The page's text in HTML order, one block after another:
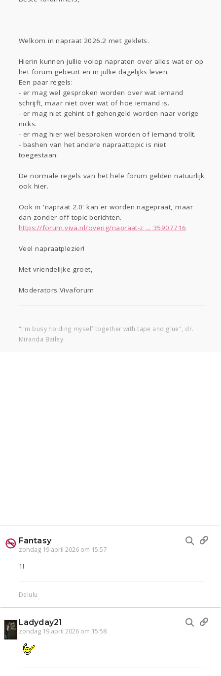
Welkom in napraat 2026.2 met geklets.
Hierin kunnen jullie volop napraten over alles wat er op
het forum gebeurt en in jullie dagelijks leven.
Een paar regels:
- er mag wel gesproken worden over wat iemand
schrijft, maar niet over wat of hoe iemand is.
- er mag niet gehint of gehengeld worden naar vorige
nicks.
- er mag hier wel besproken worden of iemand trollt.
- bashen van het andere napraattopic is niet
toegestaan.
De normale regels van het hele forum gelden natuurlijk
ook hier.
Ook in 'napraat 2.0' kan er worden nagepraat, maar
dan zonder off-topic berichten.
https://forum.viva.nl/overig/napraat-z ... 35907716
Veel napraatplezier!
Met vriendelijke groet,
Moderators Vivaforum
"I'm busy holding myself together with tape and glue", dr.
Miranda Bailey.
Fantasy
zondag 19 april 2026 om 15:57
1!
Delulu
Ladyday21
zondag 19 april 2026 om 15:58